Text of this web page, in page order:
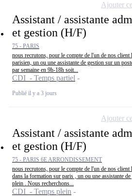
Assistant / assistante
et gestion (H/F)
75 - PARIS
nous recrutons, pour le compte de l'un de nos
parisien, un ou une assistante de gestion sur un
par semaine en 9h-18h soit...
CDI - Temps partiel
Publié il y a 3 jours
Ajouter
Assistant / assistante
et gestion (H/F)
75 - PARIS 6E ARRONDISSEMENT
nous recrutons, pour le compte de l'un de nos client
dans la formation sur paris , un ou une assistante
plein . Nous recherchons...
CDI - Temps plein
Ajouter